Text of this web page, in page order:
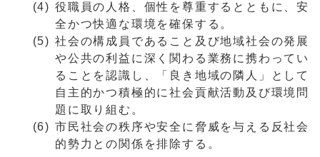
役職員の人格、個性を尊重するとともに、安
全かつ快適な環境を確保する。
社会の構成員であること及び地域社会の発展
や公共の利益に深く関わる業務に携わってい
ることを認識し、「良き地域の隣人」として
自主的かつ積極的に社会貢献活動及び環境問
題に取り組む。
市民社会の秩序や安全に脅威を与える反社会
的勢力との関係を排除する。